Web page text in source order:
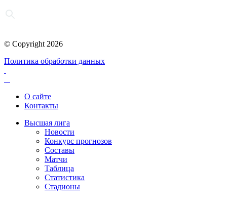
© Copyright 2026
Политика обработки данных
О сайте
Контакты
Высшая лига
Новости
Конкурс прогнозов
Составы
Матчи
Таблица
Статистика
Стадионы